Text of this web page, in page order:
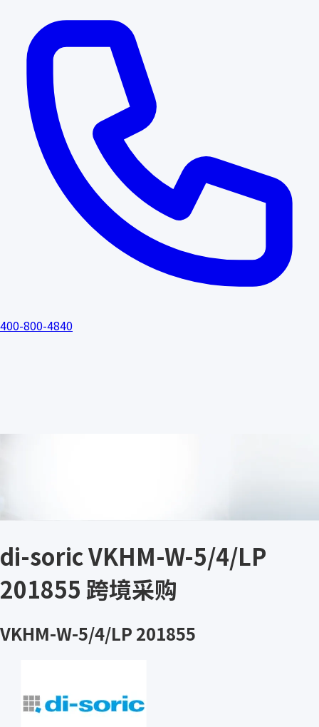
400-800-4840
di-soric VKHM-W-5/4/LP
201855 跨境采购
VKHM-W-5/4/LP 201855